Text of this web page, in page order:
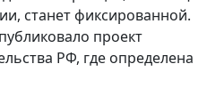
станет фиксированной.
проект
РФ, где определена